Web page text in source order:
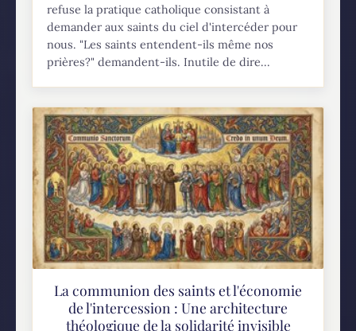
refuse la pratique catholique consistant à
demander aux saints du ciel d'intercéder pour
nous. "Les saints entendent-ils même nos
prières?" demandent-ils. Inutile de dire...
La communion des saints et l'économie
de l'intercession : Une architecture
théologique de la solidarité invisible